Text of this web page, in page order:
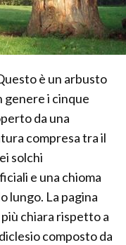
è un arbusto
genere i cinque
da una
compresa tra il
solchi
e una chioma
lungo. La pagina
chiara rispetto a
composto da